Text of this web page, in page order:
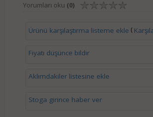
Yorumları oku (0)
Ürünü karşılaştırma listeme ekle (
Fiyatı düşünce bildir
Aklımdakiler listesine ekle
Stoga girince haber ver